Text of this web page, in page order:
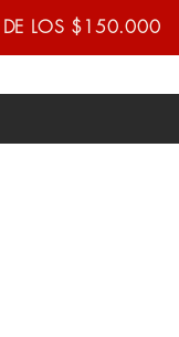
DE LOS $150.000